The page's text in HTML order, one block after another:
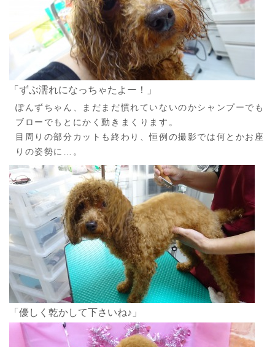
「ずぶ濡れになっちゃたよー！」
ぽんずちゃん、まだまだ慣れていないのかシャンプーでも
ブローでもとにかく動きまくります。
目周りの部分カットも終わり、恒例の撮影では何とかお座
りの姿勢に…。
「優しく乾かして下さいね♪」